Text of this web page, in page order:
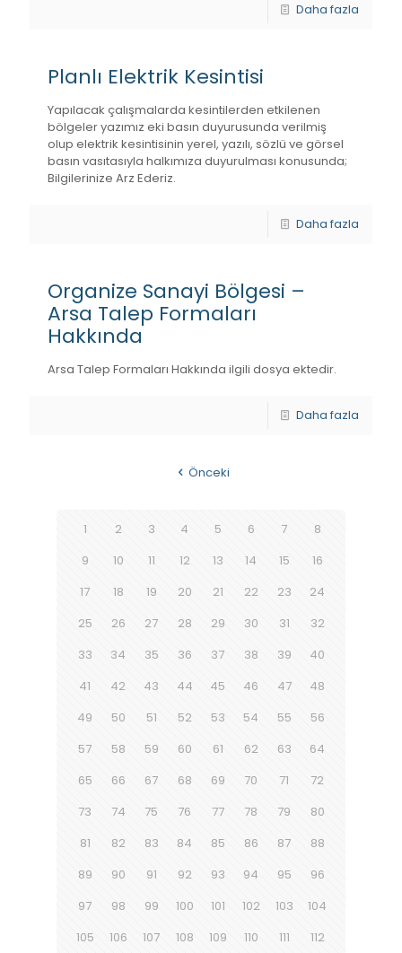
Daha fazla
Planlı Elektrik Kesintisi
Yapılacak çalışmalarda kesintilerden etkilenen
bölgeler yazımız eki basın duyurusunda verilmiş
olup elektrik kesintisinin yerel, yazılı, sözlü ve görsel
basın vasıtasıyla halkımıza duyurulması konusunda;
Bilgilerinize Arz Ederiz.
Daha fazla
Organize Sanayi Bölgesi –
Arsa Talep Formaları
Hakkında
Arsa Talep Formaları Hakkında ilgili dosya ektedir.
Daha fazla
Önceki
1 2 3 4 5 6 7
8
9
10 11 12 13 14 15
16
17
18 19 20 21 22 23
24
25
26 27 28 29 30 31
32
33
34 35 36 37 38 39
40
41
42 43 44 45 46 47
48
49
50 51 52 53 54 55
56
57
58 59 60 61 62 63
64
65
66 67 68 69 70 71
72
73
74 75 76 77 78 79
80
81
82 83 84 85 86 87
88
89
90 91 92 93 94 95
96
97
98 99 100 101 102 103
104
105
106 107 108 109 110 111 112